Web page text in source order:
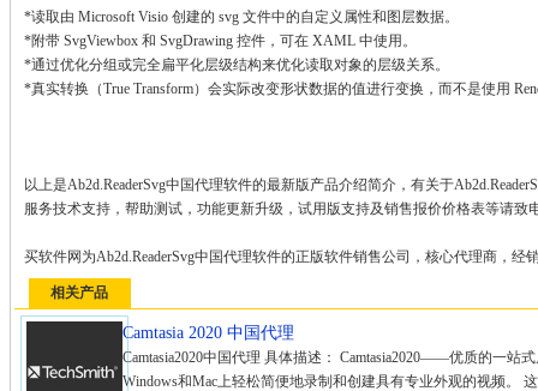
*读取由 Microsoft Visio 创建的 svg 文件中的自定义属性和图层数据。
*附带 SvgViewbox 和 SvgDrawing 控件，可在 XAML 中使用。
*通过优化分组或完全扁平化层级结构来优化读取对象的层级关系。
*真实转换（True Transform）会实际改变形状数据的值进行变换，而不是使用
以上是Ab2d.ReaderSvg中国代理软件的最新版产品介绍简介，有关于
服务技术支持，帮助测试，功能更新升级，试用版支持及销售报价价格表等请致
买软件网为Ab2d.ReaderSvg中国代理软件的正版软件销售公司，核心代理商，经
相关产品
Camtasia 2020 中国代理
Camtasia2020中国代理 具体描述： Camtasia2020——优质的一站
Windows和Mac上轻松简便地录制和创建具有专业外观的视频。